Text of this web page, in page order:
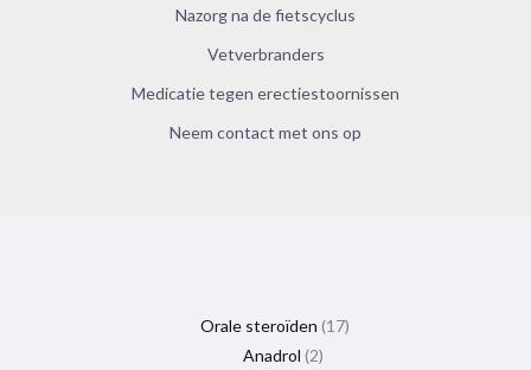
Nazorg na de fietscyclus
Vetverbranders
Medicatie tegen erectiestoornissen
Neem contact met ons op
Orale steroïden 17
Anadrol 2